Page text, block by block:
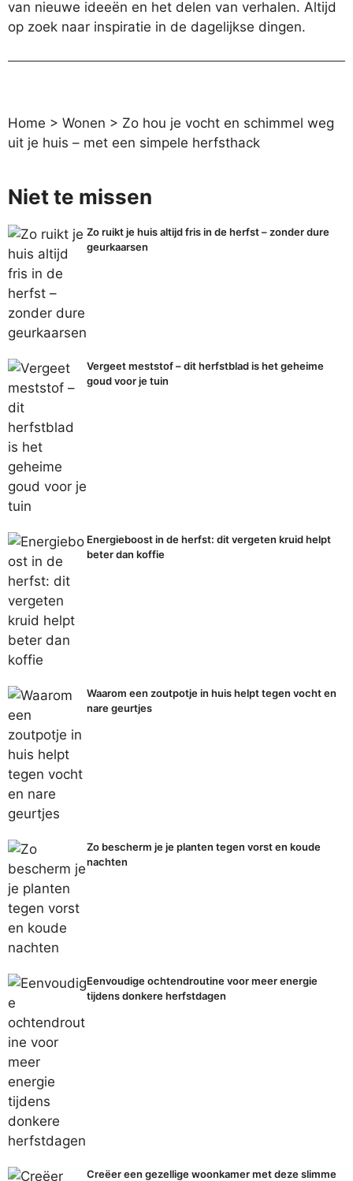
van nieuwe ideeën en het delen van verhalen. Altijd
op zoek naar inspiratie in de dagelijkse dingen.
Home > Wonen > Zo hou je vocht en schimmel weg
uit je huis – met een simpele herfsthack
Niet te missen
Zo ruikt je huis altijd fris in de herfst – zonder dure
geurkaarsen
Vergeet meststof – dit herfstblad is het geheime
goud voor je tuin
Energieboost in de herfst: dit vergeten kruid helpt
beter dan koffie
Waarom een zoutpotje in huis helpt tegen vocht en
nare geurtjes
Zo bescherm je je planten tegen vorst en koude
nachten
Eenvoudige ochtendroutine voor meer energie
tijdens donkere herfstdagen
Creëer een gezellige woonkamer met deze slimme